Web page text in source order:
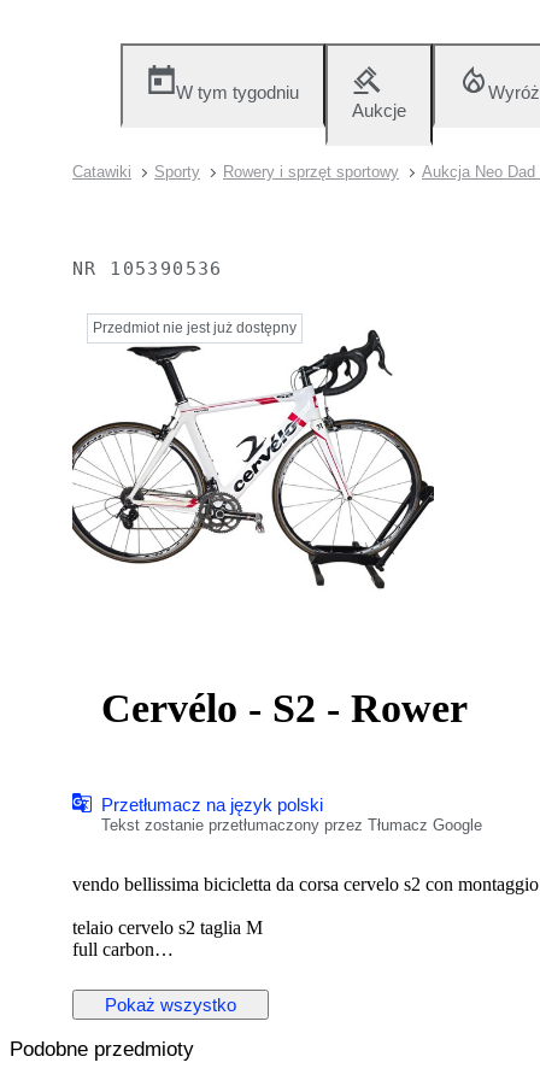
W tym tygodniu
Aukcje
Catawiki Sporty Rowery i sprzęt sportowy Aukcja Neo
NR 105390536
Przedmiot nie jest już dostępny
Cervélo - S2 - Rower
Przetłumacz na język polski
Tekst zostanie przetłumaczony przez Tłumacz Google
vendo bellissima bicicletta da corsa cervelo s2 con
telaio cervelo s2 taglia M
full carbon
nessun tipo di rottura, o danno serio
cerchi fulcrum racing zero con mozzi in carbonio e ceramica
Pokaż wszystko
Podobne przedmioty